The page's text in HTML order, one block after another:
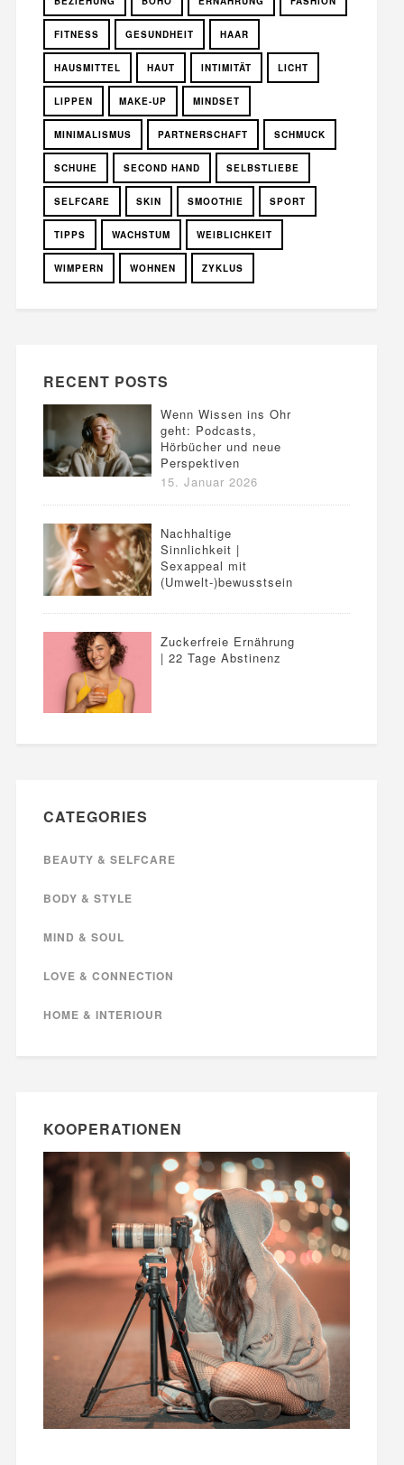
FITNESS GESUNDHEIT HAAR
HAUSMITTEL HAUT INTIMITÄT LICHT
LIPPEN MAKE-UP MINDSET
MINIMALISMUS PARTNERSCHAFT SCHMUCK
SCHUHE SECOND HAND SELBSTLIEBE
SELFCARE SKIN SMOOTHIE SPORT
TIPPS WACHSTUM WEIBLICHKEIT
WIMPERN WOHNEN ZYKLUS
RECENT POSTS
Wenn Wissen ins Ohr
geht: Podcasts,
Hörbücher und neue
Perspektiven
15. Januar 2026
Nachhaltige
Sinnlichkeit |
Sexappeal mit
(Umwelt-)bewusstsein
Zuckerfreie Ernährung
| 22 Tage Abstinenz
CATEGORIES
BEAUTY & SELFCARE
BODY & STYLE
MIND & SOUL
LOVE & CONNECTION
HOME & INTERIOUR
KOOPERATIONEN